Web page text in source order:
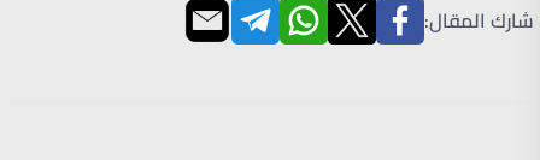
شارك المقال: